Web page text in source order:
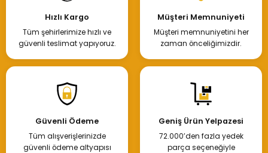
Hızlı Kargo
Tüm şehirlerimize hızlı ve
güvenli teslimat yapıyoruz.
Müşteri Memnuniyeti
Müşteri memnuniyetini her
zaman önceliğimizdir.
Güvenli Ödeme
Tüm alışverişlerinizde
güvenli ödeme altyapısı
Geniş Ürün Yelpazesi
72.000’den fazla yedek
parça seçeneğiyle